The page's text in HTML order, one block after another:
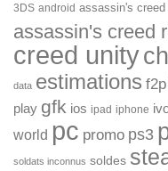
3DS android assassin's creed
assassin's creed
creed unity
data estimations f2p
play gfk ios ipad iphone
world pc promo ps3
soldats inconnus soldes